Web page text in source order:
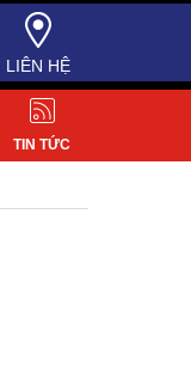
LIÊN HỆ
TIN TỨC